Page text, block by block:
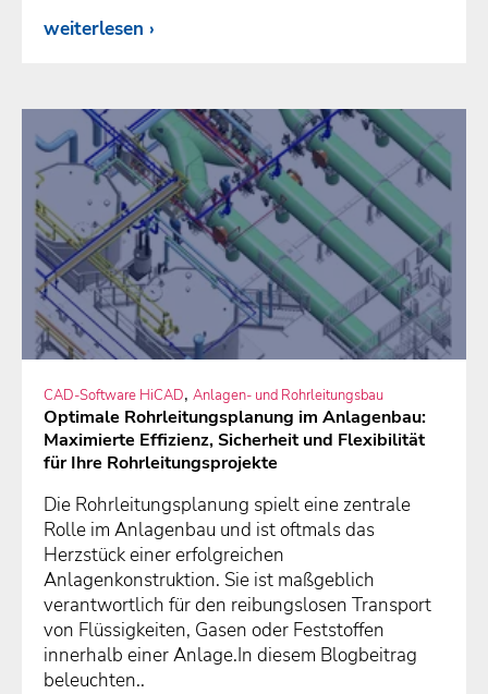
weiterlesen
CAD-Software HiCAD, Anlagen- und Rohrleitungsbau
Optimale Rohrleitungsplanung im Anlagenbau:
Maximierte Effizienz, Sicherheit und Flexibilität
für Ihre Rohrleitungsprojekte
Die Rohrleitungsplanung spielt eine zentrale
Rolle im Anlagenbau und ist oftmals das
Herzstück einer erfolgreichen
Anlagenkonstruktion. Sie ist maßgeblich
verantwortlich für den reibungslosen Transport
von Flüssigkeiten, Gasen oder Feststoffen
innerhalb einer Anlage.In diesem Blogbeitrag
beleuchten..